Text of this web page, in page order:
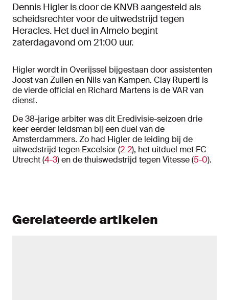
Dennis Higler is door de KNVB aangesteld als
scheidsrechter voor de uitwedstrijd tegen
Heracles. Het duel in Almelo begint
zaterdagavond om 21:00 uur.
Higler wordt in Overijssel bijgestaan door assistenten
Joost van Zuilen en Nils van Kampen. Clay Ruperti is
de vierde official en Richard Martens is de VAR van
dienst.
De 38-jarige arbiter was dit Eredivisie-seizoen drie
keer eerder leidsman bij een duel van de
Amsterdammers. Zo had Higler de leiding bij de
uitwedstrijd tegen Excelsior (2-2), het uitduel met FC
Utrecht (4-3) en de thuiswedstrijd tegen Vitesse (5-0).
Gerelateerde artikelen